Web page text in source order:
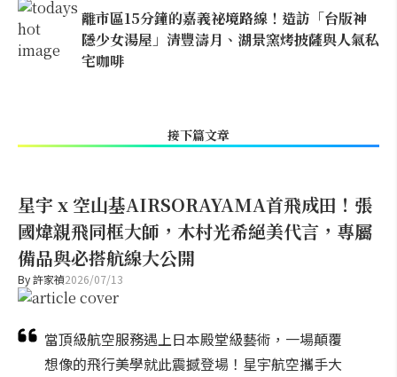
離市區15分鐘的嘉義祕境路線！造訪「台版神
隱少女湯屋」清豐濤月、湖景窯烤披薩與人氣私
宅咖啡
接下篇文章
星宇 x 空山基AIRSORAYAMA首飛成田！張
國煒親飛同框大師，木村光希絕美代言，專屬
備品與必搭航線大公開
By許家禎2026/07/13
當頂級航空服務遇上日本殿堂級藝術，一場顛覆
想像的飛行美學就此震撼登場！星宇航空攜手大